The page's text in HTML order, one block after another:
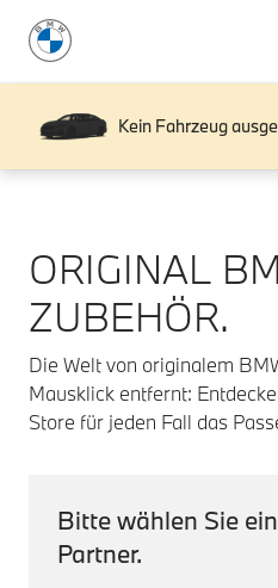
Kein Fahrzeug
ORIGINAL
ZUBEHÖR.
Die Welt von originalem
Mausklick entfernt:
Store für jeden Fall das
Bitte wählen Sie
Partner.